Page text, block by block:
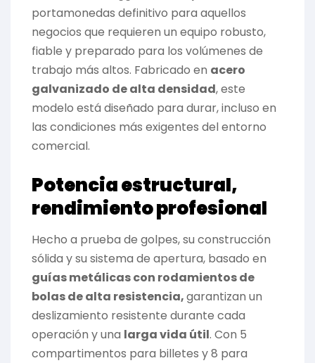
portamonedas definitivo para aquellos
negocios que requieren un equipo robusto,
fiable y preparado para los volúmenes de
trabajo más altos. Fabricado en acero
galvanizado de alta densidad, este
modelo está diseñado para durar, incluso en
las condiciones más exigentes del entorno
comercial.
Potencia estructural,
rendimiento profesional
Hecho a prueba de golpes, su construcción
sólida y su sistema de apertura, basado en
guías metálicas con rodamientos de
bolas de alta resistencia,garantizan un
deslizamiento resistente durante cada
operación y una larga vida útil. Con 5
compartimentos para billetes y 8 para